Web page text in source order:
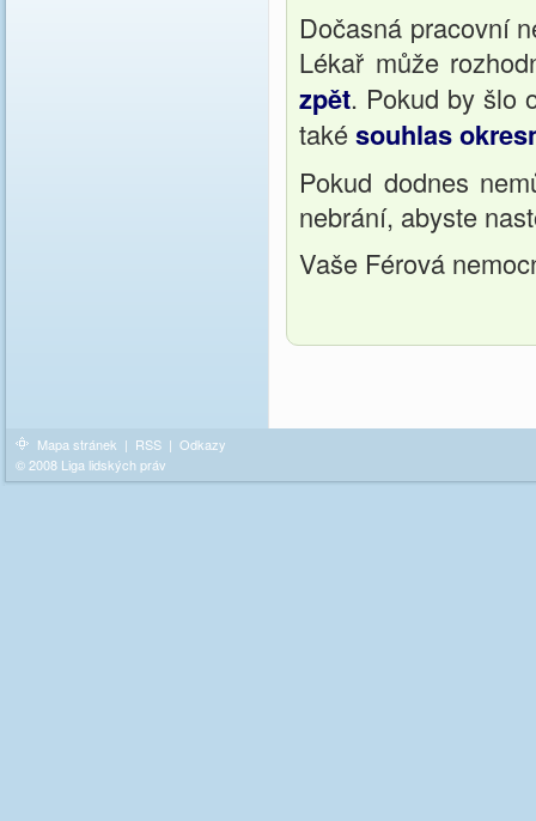
Dočasná pracovní
Lékař může
zpět. Pokud by šlo
takésouhlas
Pokud dodnes
nebrání, abyste
Vaše Férová
Mapa stránek | RSS | Odkazy
© 2008 Liga lidských práv